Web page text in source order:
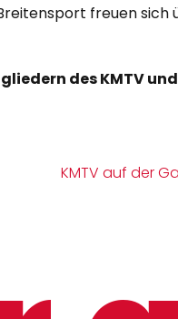
freuen sich
des KMTV
KMTV auf der